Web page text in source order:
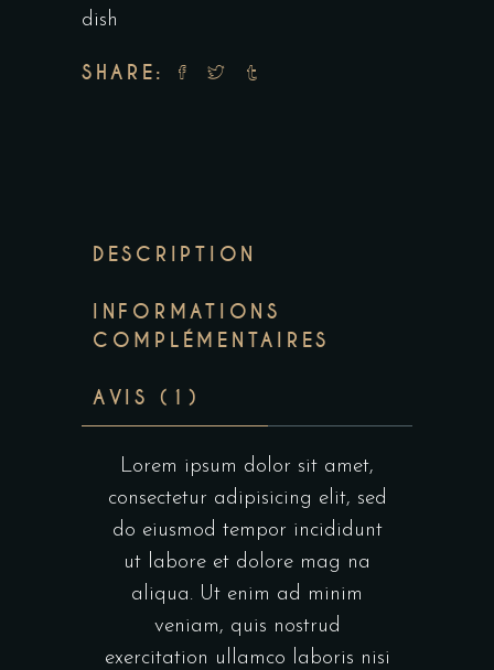
dish
SHARE:
DESCRIPTION
INFORMATIONS
COMPLÉMENTAIRES
AVIS (1)
Lorem ipsum dolor sit amet,
consectetur adipisicing elit, sed
do eiusmod tempor incididunt
ut labore et dolore mag na
aliqua. Ut enim ad minim
veniam, quis nostrud
exercitation ullamco laboris nisi